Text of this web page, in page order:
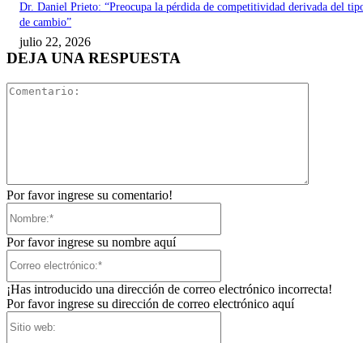
Dr. Daniel Prieto: “Preocupa la pérdida de competitividad derivada del
de cambio”
julio 22, 2026
DEJA UNA RESPUESTA
Por favor ingrese su comentario!
Por favor ingrese su nombre aquí
¡Has introducido una dirección de correo electrónico incorrecta!
Por favor ingrese su dirección de correo electrónico aquí